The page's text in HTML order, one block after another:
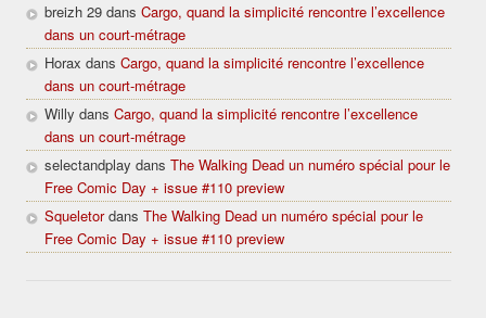
breizh 29 dans Cargo, quand la simplicité rencontre l’excellence
dans un court-métrage
Horax dans Cargo, quand la simplicité rencontre l’excellence
dans un court-métrage
Willy dans Cargo, quand la simplicité rencontre l’excellence
dans un court-métrage
selectandplay dans The Walking Dead un numéro spécial pour le
Free Comic Day + issue #110 preview
Squeletordans The Walking Dead un numéro spécial pour le
Free Comic Day + issue #110 preview